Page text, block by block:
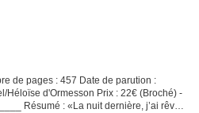
de pages : 457 Date de parution :
Héloïse d'Ormesson Prix : 22€ (Broché) -
Résumé : «La nuit dernière, j’ai rêvé